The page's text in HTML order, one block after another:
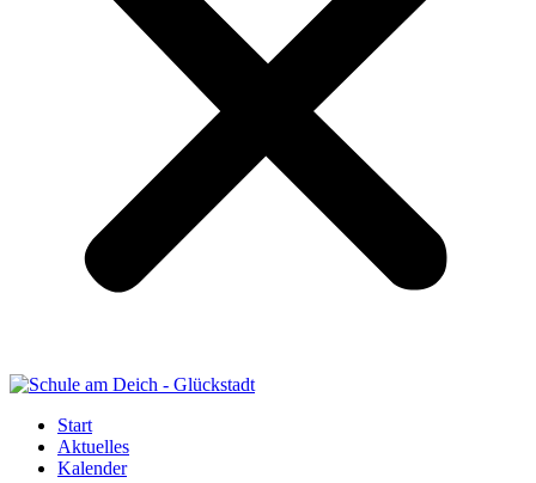
Start
Aktuelles
Kalender